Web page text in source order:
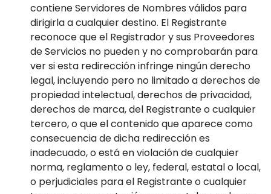
contiene Servidores de Nombres válidos para
dirigirla a cualquier destino. El Registrante
reconoce que el Registrador y sus Proveedores
de Servicios no pueden y no comprobarán para
ver si esta redirección infringe ningún derecho
legal, incluyendo pero no limitado a derechos de
propiedad intelectual, derechos de privacidad,
derechos de marca, del Registrante o cualquier
tercero, o que el contenido que aparece como
consecuencia de dicha redirección es
inadecuado, o está en violación de cualquier
norma, reglamento o ley, federal, estatal o local,
o perjudiciales para el Registrante o cualquier